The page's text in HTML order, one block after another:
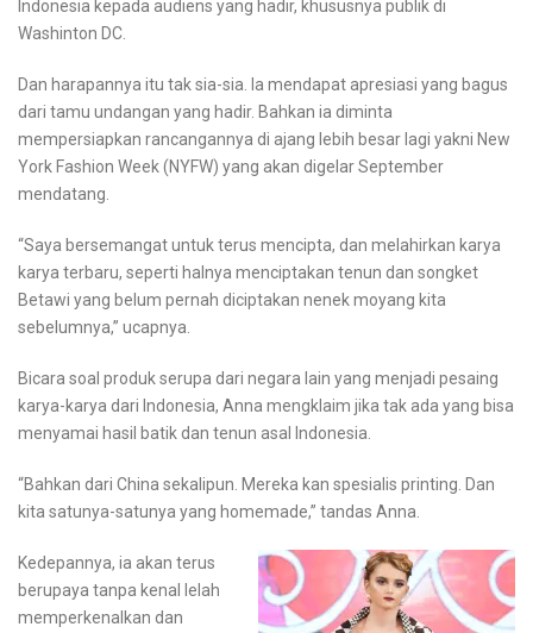
Indonesia kepada audiens yang hadir, khususnya publik di
Washinton DC.
Dan harapannya itu tak sia-sia. Ia mendapat apresiasi yang bagus
dari tamu undangan yang hadir. Bahkan ia diminta
mempersiapkan rancangannya di ajang lebih besar lagi yakni New
York Fashion Week (NYFW) yang akan digelar September
mendatang.
“Saya bersemangat untuk terus mencipta, dan melahirkan karya
karya terbaru, seperti halnya menciptakan tenun dan songket
Betawi yang belum pernah diciptakan nenek moyang kita
sebelumnya,” ucapnya.
Bicara soal produk serupa dari negara lain yang menjadi pesaing
karya-karya dari Indonesia, Anna mengklaim jika tak ada yang bisa
menyamai hasil batik dan tenun asal Indonesia.
“Bahkan dari China sekalipun. Mereka kan spesialis printing. Dan
kita satunya-satunya yang homemade,” tandas Anna.
Kedepannya, ia akan terus
berupaya tanpa kenal lelah
memperkenalkan dan